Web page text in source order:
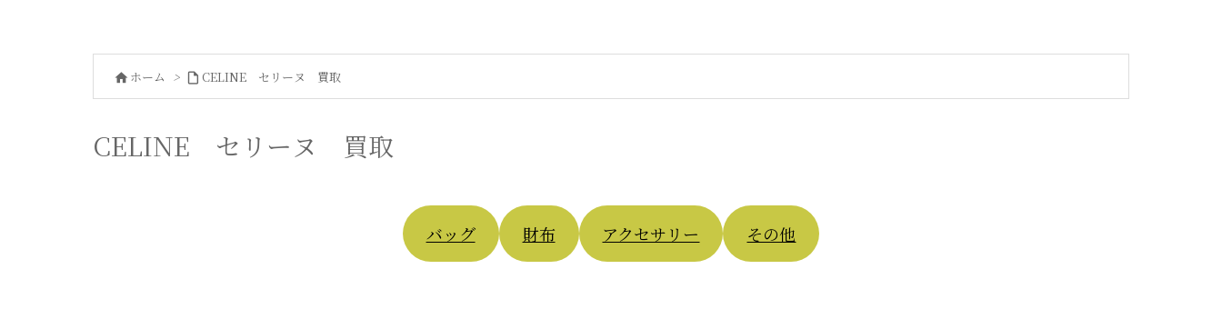
 ホーム >  CELINE セリーヌ 買取
CELINE セリーヌ 買取
バッグ 財布 アクセサリー その他